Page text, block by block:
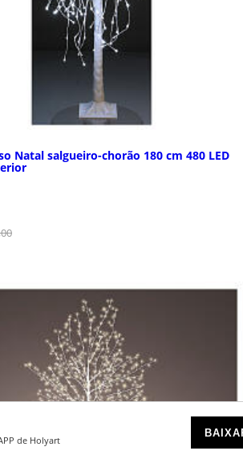
de Holyart
Natal salgueiro-chorão 180 cm 480 LED